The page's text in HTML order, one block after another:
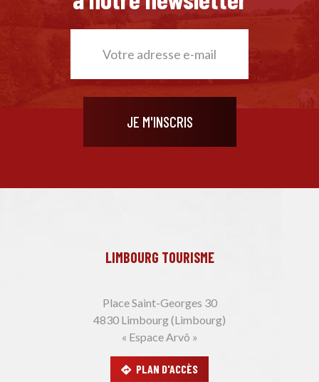
LIMBOURG TOURISME
Place Saint-Georges 30
4830 Limbourg (Limbourg)
« Espace Arvô »
PLAN D'ACCÈS